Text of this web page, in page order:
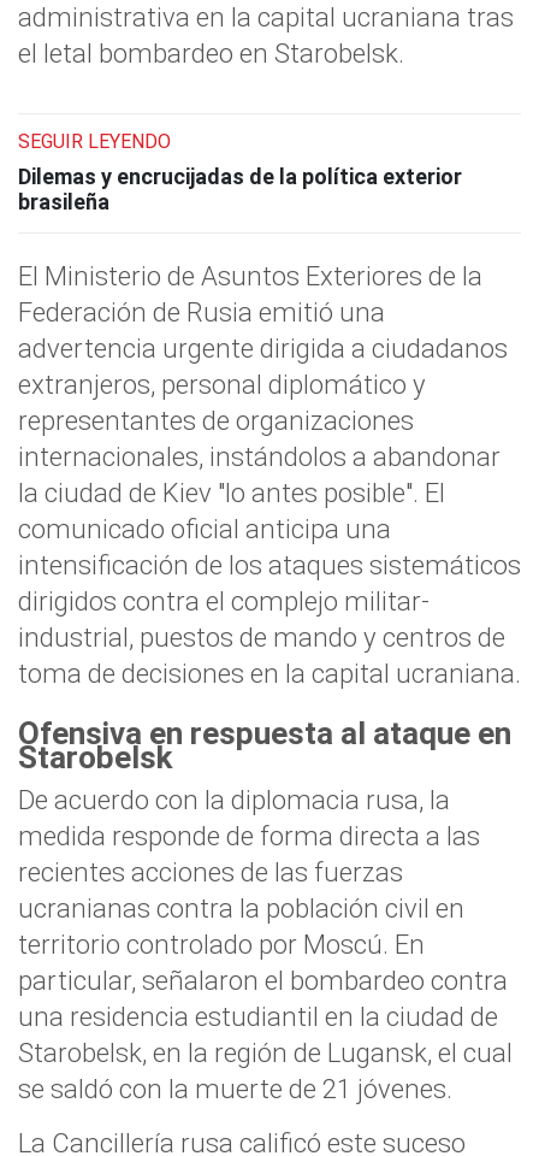
administrativa en la capital ucraniana tras
el letal bombardeo en Starobelsk.
SEGUIR LEYENDO
Dilemas y encrucijadas de la política exterior
brasileña
El Ministerio de Asuntos Exteriores de la
Federación de Rusia emitió una
advertencia urgente dirigida a ciudadanos
extranjeros, personal diplomático y
representantes de organizaciones
internacionales, instándolos a abandonar
la ciudad de Kiev "lo antes posible". El
comunicado oficial anticipa una
intensificación de los ataques sistemáticos
dirigidos contra el complejo militar-
industrial, puestos de mando y centros de
toma de decisiones en la capital ucraniana.
Ofensiva en respuesta al ataque en
Starobelsk
De acuerdo con la diplomacia rusa, la
medida responde de forma directa a las
recientes acciones de las fuerzas
ucranianas contra la población civil en
territorio controlado por Moscú. En
particular, señalaron el bombardeo contra
una residencia estudiantil en la ciudad de
Starobelsk, en la región de Lugansk, el cual
se saldó con la muerte de 21 jóvenes.
La Cancillería rusa calificó este suceso